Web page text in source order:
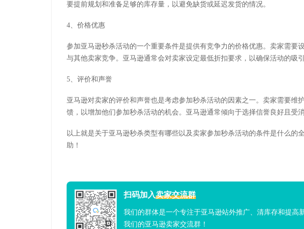
要提前规划和准备足够的库存量，以避免缺货或延迟发货的情况。
4、价格优惠
参加亚马逊秒杀活动的一个重要条件是提供有竞争力的价格优惠。卖家需要
与其他卖家竞争。亚马逊通常会对卖家设定最低折扣要求，以确保活动的吸引
5、评价和声誉
亚马逊对卖家的评价和声誉也是考虑参加秒杀活动的因素之一。卖家需要维
馈，以增加他们参加秒杀活动的机会。亚马逊通常倾向于选择信誉良好且受
以上就是关于亚马逊秒杀类型有哪些以及卖家参加秒杀活动的条件是什么的
助！
扫码加入卖家交流群
我们的群体是一个专注于亚马逊站外推广、清库存和提高
我们的亚马逊卖家交流群！